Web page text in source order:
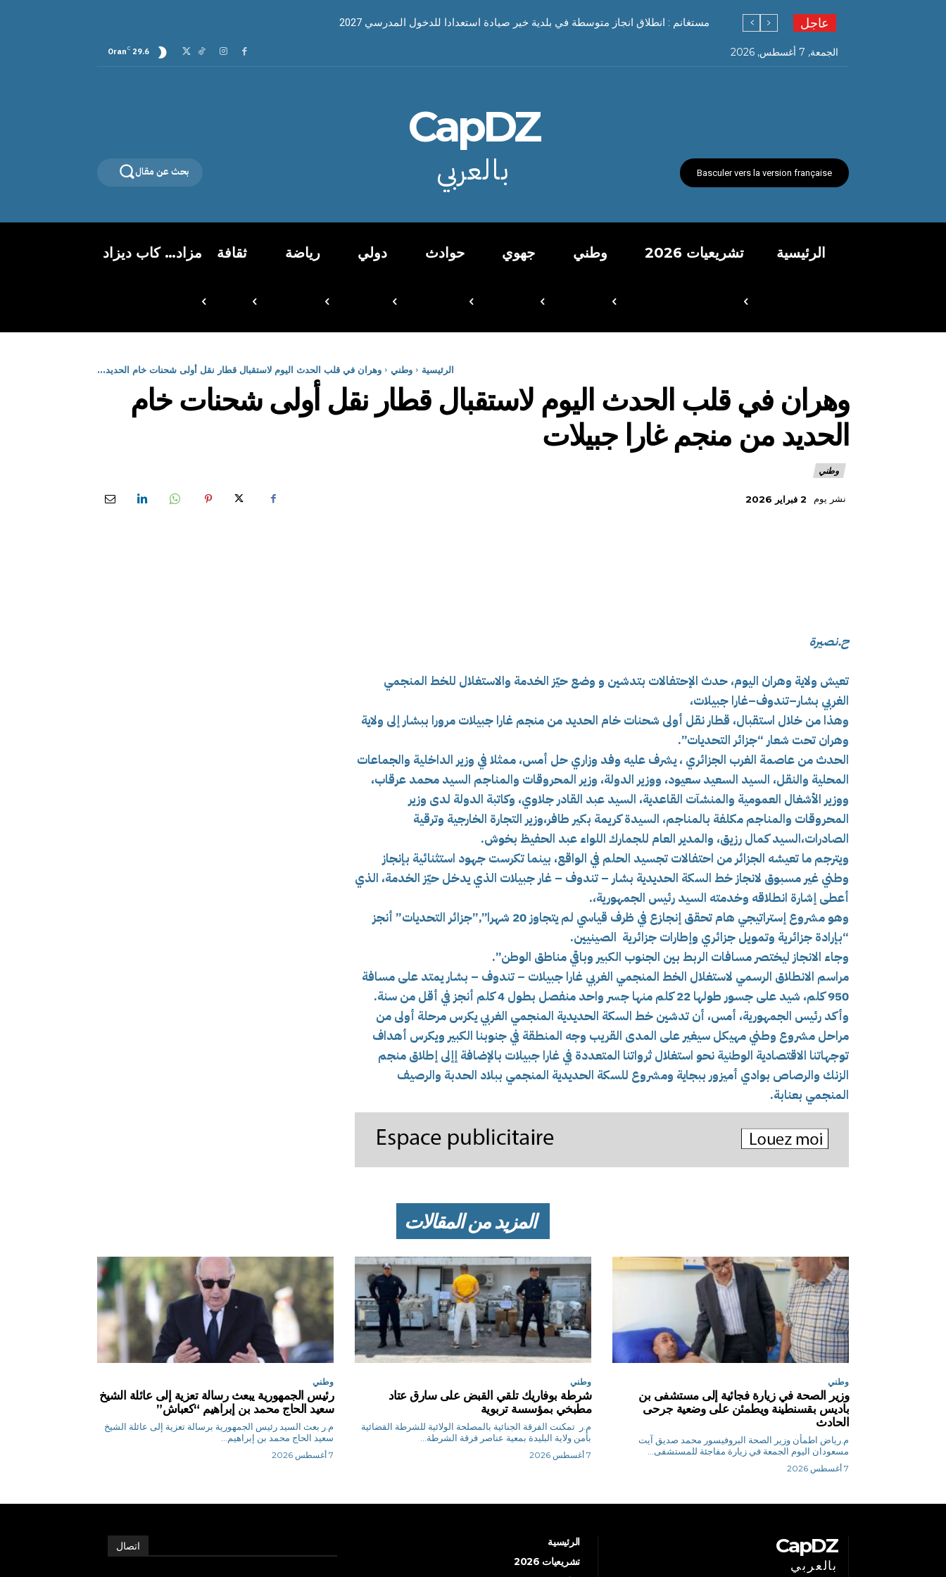
عاجل مستغانم : انطلاق انجاز متوسطة في بلدية خير صيادة استعدادا للدخول المدرسي 2027
الجمعة, 7 أغسطس, 2026 29.6
C
Oran
Basculer vers la version française
CapDZ
بالعربي بحث عن مقال
الرئيسية تشريعيات 2026 وطني جهوي حوادث دولي رياضة ثقافة مزاد… كاب ديزاد
الرئيسية وطني وهران في قلب الحدث اليوم لاستقبال قطار نقل أولى شحنات خام الحديد...
وهران في قلب الحدث اليوم لاستقبال قطار نقل أولى شحنات خام
الحديد من منجم غارا جبيلات
وطني
نشر يوم 2 فبراير 2026
ح.نصيرة
تعيش ولاية وهران اليوم، حدث الإحتفالات بتدشين و وضع حيّز الخدمة والاستغلال للخط المنجمي
الغربي بشار–تندوف–غارا جبيلات،
وهذا من خلال استقبال، قطار نقل أولى شحنات خام الحديد من منجم غارا جبيلات مرورا ببشار إلى ولاية
وهران تحت شعار “جزائر التحديات”.
الحدث من عاصمة الغرب الجزائري ، يشرف عليه وفد وزاري حل أمس، ممثلا في وزير الداخلية والجماعات
المحلية والنقل، السيد السعيد سعيود، ووزير الدولة، وزير المحروقات والمناجم السيد محمد عرقاب،
ووزير الأشغال العمومية والمنشآت القاعدية، السيد عبد القادر جلاوي، وكاتبة الدولة لدى وزير
المحروقات والمناجم مكلفة بالمناجم، السيدة كريمة بكير طافر،وزير التجارة الخارجية وترقية
الصادرات،السيد كمال رزيق، والمدير العام للجمارك اللواء عبد الحفيظ بخوش.
ويترجم ما تعيشه الجزائر من احتفالات تجسيد الحلم في الواقع، بينما تكرست جهود استثنائية بإنجاز
وطني غير مسبوق لانجاز خط السكة الحديدية بشار – تندوف – غار جبيلات الذي يدخل حيّز الخدمة، الذي
أعطى إشارة انطلاقه وخدمته السيد رئيس الجمهورية،.
وهو مشروع إستراتيجي هام تحقق إنجازع في ظرف قياسي لم يتجاوز 20 شهرا”,”جزائر التحديات” أنجز
“بإرادة جزائرية وتمويل جزائري وإطارات جزائرية الصينيين.
وجاء الانجاز ليختصر مسافات الربط بين الجنوب الكبير وباقي مناطق الوطن”.
مراسم الانطلاق الرسمي لاستغلال الخط المنجمي الغربي غارا جبيلات – تندوف – بشار يمتد على مسافة
950 كلم،
شيد على جسور طولها 22 كلم منها جسر واحد منفصل بطول 4 كلم أنجز في أقل من سنة.
وأكد رئيس الجمهورية، أمس، أن تدشين خط السكة الحديدية المنجمي الغربي يكرس مرحلة أولى من
مراحل مشروع وطني مهيكل سيغير على المدى القريب وجه المنطقة في جنوبنا الكبير ويكرس أهداف
توجهاتنا الاقتصادية الوطنية نحو استغلال ثرواتنا المتعددة في غارا جبيلات بالإضافة إإلى إطلاق منجم
الزنك والرصاص بوادي أميزور ببجاية ومشروع للسكة الحديدية المنجمي ببلاد الحدبة والرصيف
المنجمي بعنابة.
المزيد من المقالات
وطني
وزير الصحة في زيارة فجائية إلى مستشفى بن
باديس بقسنطينة ويطمئن على وضعية جرحى
الحادث
م.رياض اطمأن وزير الصحة البروفيسور محمد صديق آيت
مسعودان اليوم الجمعة في زيارة مفاجئة للمستشفى...
7 أغسطس 2026
وطني
شرطة بوفاريك تلقي القبض على سارق عتاد
مطبخي بمؤسسة تربوية
م.ر تمكنت الفرقة الجنائية بالمصلحة الولائية للشرطة القضائية
بأمن ولاية البليدة بمعية عناصر فرقة الشرطة...
7 أغسطس 2026
وطني
رئيس الجمهورية يبعث رسالة تعزية إلى عائلة الشيخ
سعيد الحاج محمد بن إبراهيم “كعباش”
م.ر بعث السيد رئيس الجمهورية برسالة تعزية إلى عائلة الشيخ
سعيد الحاج محمد بن إبراهيم...
7 أغسطس 2026
CapDZ
بالعربي
الرئيسية
تشريعيات 2026
اتصال